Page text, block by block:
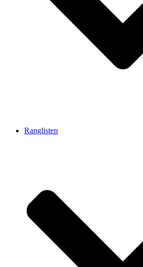
Ranglisten